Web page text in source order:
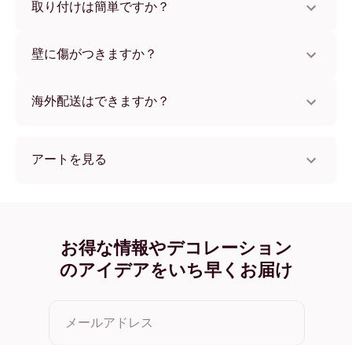
用いただけます。ご注文後、追跡番号をお知らせします。
取り付けは簡単ですか？
をつけないため、賃貸のお部屋でも安心してお使いいただ
壁に傷がつきますか？
海外配送はできますか？
アートを見る
Open Window - Matisse オーク
Open Window - Matisse ワイド ブラック
Open Window - Matisse ワイド ホワイト
お得な情報やデコレーション
のアイデアをいち早くお届け
メールアドレス